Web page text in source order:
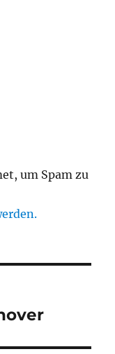
um Spam zu